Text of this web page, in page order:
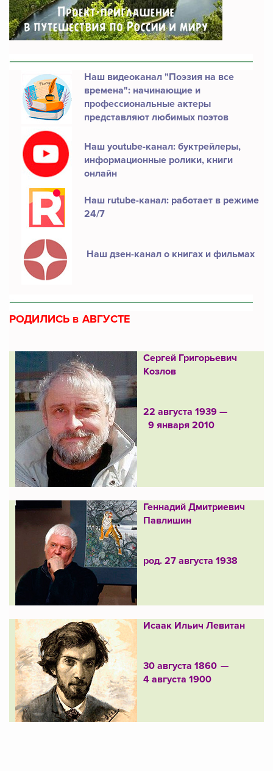
Наш видеоканал "Поэзия на все
времена": начинающие и
профессиональные актеры
представляют любимых поэтов
Наш youtube-канал: буктрейлеры,
информационные ролики, книги
онлайн
Наш rutube-канал: работает в режиме
24/7
Наш дзен-канал о книгах и фильмах
РОДИЛИСЬ в АВГУСТЕ
Сергей Григорьевич
Козлов
22 августа 1939 —
9 января 2010
Геннадий Дмитриевич
Павлишин
род. 27 августа 1938
Исаак Ильич Левитан
30 августа 1860 —
4 августа 1900